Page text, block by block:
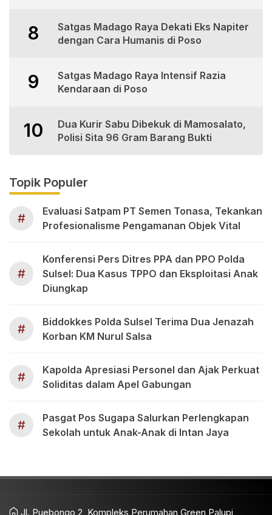
8
Satgas Madago Raya Dekati Eks Napiter
dengan Cara Humanis di Poso
9
Satgas Madago Raya Intensif Razia
Kendaraan di Poso
10
Dua Kurir Sabu Dibekuk di Mamosalato,
Polisi Sita 96 Gram Barang Bukti
Topik Populer
#
Evaluasi Satpam PT Semen Tonasa, Tekankan
Profesionalisme Pengamanan Objek Vital
#
Konferensi Pers Ditres PPA dan PPO Polda
Sulsel: Dua Kasus TPPO dan Eksploitasi Anak
Diungkap
#
Biddokkes Polda Sulsel Terima Dua Jenazah
Korban KM Nurul Salsa
#
Kapolda Apresiasi Personel dan Ajak Perkuat
Soliditas dalam Apel Gabungan
#
Pasgat Pos Sugapa Salurkan Perlengkapan
Sekolah untuk Anak-Anak di Intan Jaya
Jl. Puebongo 2, Kompleks Perumahan Green Palupi